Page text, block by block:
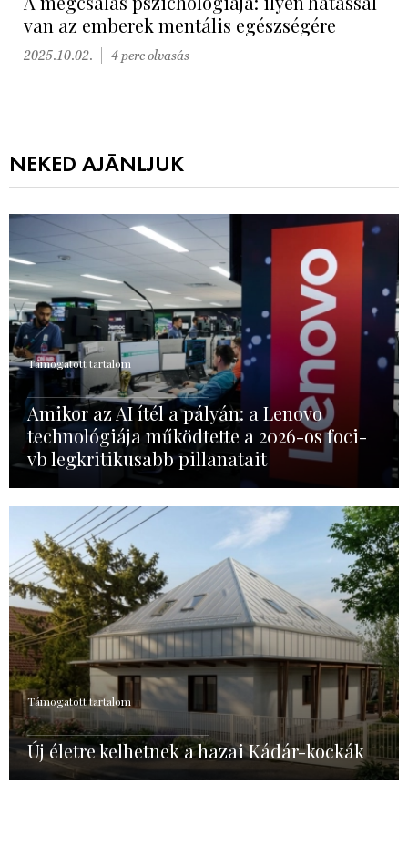
van az emberek mentális egészségére
2025.10.02. 4 perc olvasás
NEKED AJÁNLJUK
Támogatott tartalom
Amikor az AI ítél a pályán: a Lenovo
technológiája működtette a 2026-os foci-
vb legkritikusabb pillanatait
Támogatott tartalom
Új életre kelhetnek a hazai Kádár-kockák